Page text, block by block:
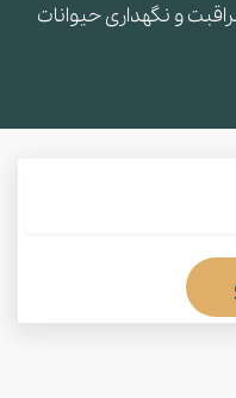
و نگهداری حیوانات